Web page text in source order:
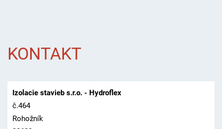
KONTAKT
Izolacie stavieb s.r.o. - Hydroflex
č.464
Rohožník